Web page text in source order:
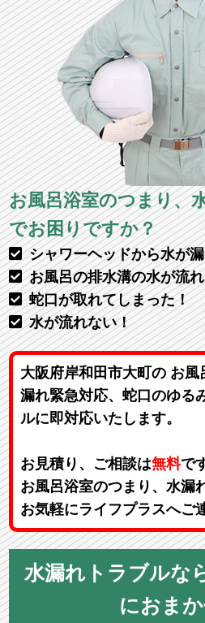
お風呂浴室のつまり、
でお困りですか？
シャワーヘッドから水が
お風呂の排水溝の水が流
蛇口が取れてしまった！
水が流れない！
大阪府岸和田市大町の お
漏れ緊急対応、蛇口のゆる
ルに即対応いたします。
お見積り、ご相談は無料で
お風呂浴室のつまり、水漏
お気軽にライフプラスへご
水漏れトラブルな
におまか